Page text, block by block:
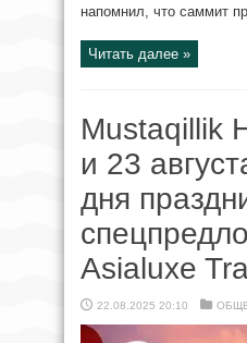
напомнил, что саммит
Читать далее »
Mustaqillik
и 23
дня
Asialuxe
22.08.2025 20:10